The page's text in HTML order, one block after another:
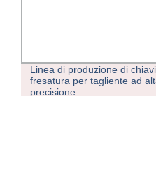
di chiavi di
tagliente ad alta